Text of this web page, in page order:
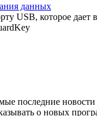
данных
USB, которое
последние
о новых